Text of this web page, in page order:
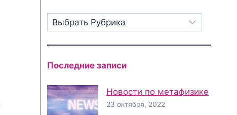
Рубрики
Последние записи
Новости по метафизике
23 октября, 2022